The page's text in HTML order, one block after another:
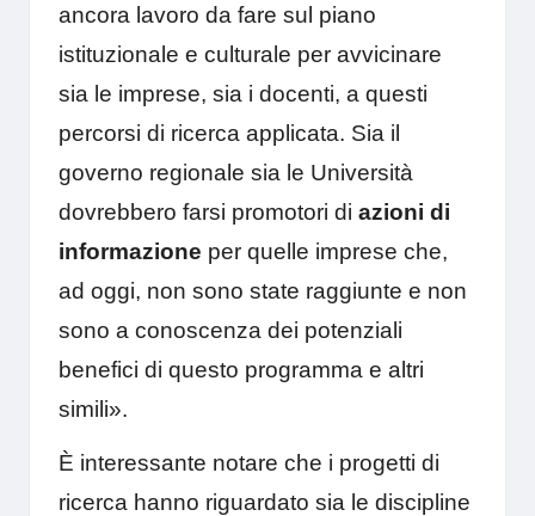
ancora lavoro da fare sul piano
istituzionale e culturale per avvicinare
sia le imprese, sia i docenti, a questi
percorsi di ricerca applicata. Sia il
governo regionale sia le Università
dovrebbero farsi promotori di azioni di
informazione per quelle imprese che,
ad oggi, non sono state raggiunte e non
sono a conoscenza dei potenziali
benefici di questo programma e altri
simili».
È interessante notare che i progetti di
ricerca hanno riguardato sia le discipline